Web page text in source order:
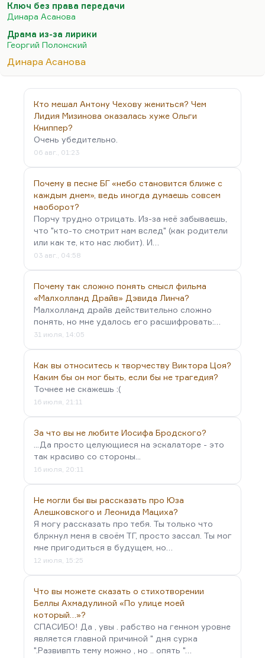
учитель-новатор влюбляет в себя класс, а потом
оказывается, что этот директор, которого
замечательно сыграл Петренко — рядовой,
простой, в общем глуповатый человек,—
оказывается и гуманнее, и умнее этого новатора.
Я вообще не люблю апологий так называемых
«простых людей» и не люблю апологий массы, и
не люблю, когда ненавидят оторвавшихся от
коллектива. Мне кажется, что оторваться от
коллектива — это лучшее,…
Ключ без права передачи
Динара Асанова
Драма из-за лирики
Георгий Полонский
Динара Асанова
Кто мешал Антону Чехову жениться? Чем
Лидия Мизинова оказалась хуже Ольги
Книппер?
Очень убедительно.
06 авг., 01:23
Почему в песне БГ «небо становится ближе с
каждым днем», ведь иногда думаешь совсем
наоборот?
Порчу трудно отрицать. Из-за неё забываешь,
что "кто-то смотрит нам вслед" (как родители
или как те, кто нас любит). И…
03 авг., 04:58
Почему так сложно понять смысл фильма
«Малхолланд Драйв» Дэвида Линча?
Малхолланд драйв действительно сложно
понять, но мне удалось его расшифровать:…
31 июля, 14:05
Как вы относитесь к творчеству Виктора Цоя?
Каким бы он мог быть, если бы не трагедия?
Точнее не скажешь :(
16 июля, 21:11
За что вы не любите Иосифа Бродского?
...Да просто целующиеся на эскалаторе - это
так красиво со стороны...
16 июля, 20:11
Не могли бы вы рассказать про Юза
Алешковского и Леонида Мациха?
Я могу рассказать про тебя. Ты только что
блркнул меня в своём ТГ, просто зассал. Ты мог
мне пригодиться в будущем, но…
12 июля, 15:25
Что вы можете сказать о стихотворении
Беллы Ахмадулиной «По улице моей
который…»?
СПАСИБО! Да , увы . рабство на генном уровне
является главной причиной " дня сурка
".Развивпть тему можно , но .. опять "…